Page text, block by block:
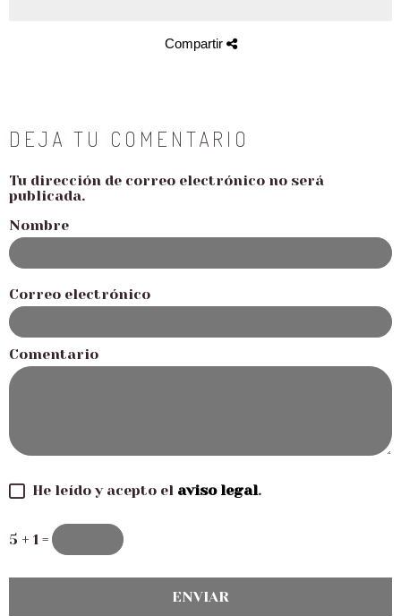
Compartir
DEJA TU COMENTARIO
Tu dirección de correo electrónico no será
publicada.
Nombre
Correo electrónico
Comentario
He leído y acepto el aviso legal.
5 + 1 =